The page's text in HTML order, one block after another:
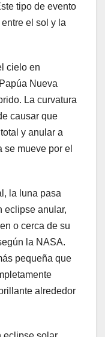
tipo de evento
el sol y la
cielo en
Nueva
La curvatura
causar que
y anular a
se mueve por el
la luna pasa
eclipse anular,
o cerca de su
la NASA.
pequeña que
alrededor